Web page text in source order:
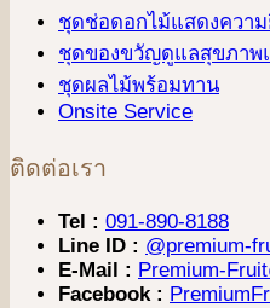
ชุดช่อดอกไม้แสดงควา
ชุดของขวัญดูแลสุขภาพ
ชุดผลไม้พร้อมทาน
Onsite Service
ติดต่อเรา
Tel : 091-890-8188
Line ID : @premium-
E-Mail : Premium-
Facebook :